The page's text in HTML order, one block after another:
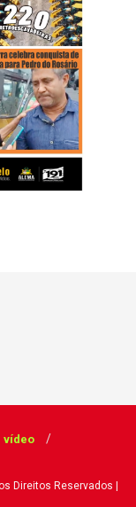
vídeo
Direitos Reservados